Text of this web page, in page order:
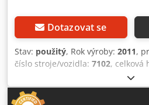
Dotazovat se
Stav: použitý, Rok výroby: 2011,
číslo stroje/vozidla: 7102, celková
motoru: Diesel, výrobce: Aichi